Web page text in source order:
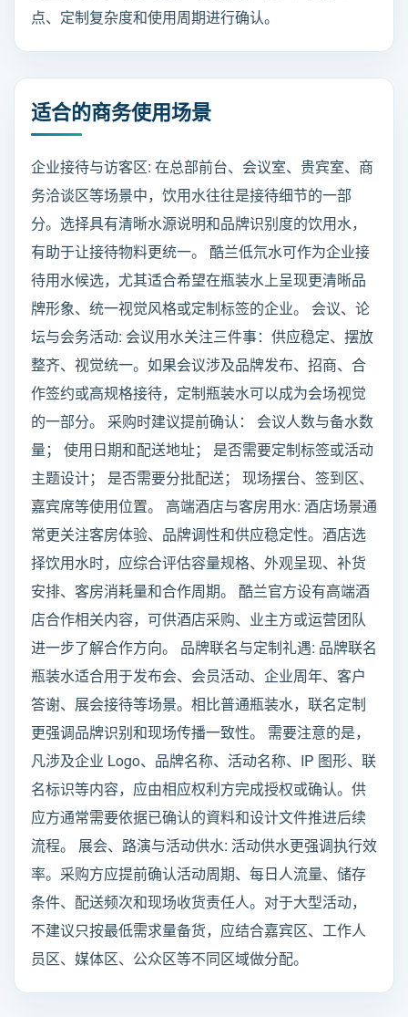
点、定制复杂度和使用周期进行确认。
适合的商务使用场景
企业接待与访客区: 在总部前台、会议室、贵宾室、商
务洽谈区等场景中，饮用水往往是接待细节的一部
分。选择具有清晰水源说明和品牌识别度的饮用水，
有助于让接待物料更统一。 酷兰低氘水可作为企业接
待用水候选，尤其适合希望在瓶装水上呈现更清晰品
牌形象、统一视觉风格或定制标签的企业。 会议、论
坛与会务活动: 会议用水关注三件事：供应稳定、摆放
整齐、视觉统一。如果会议涉及品牌发布、招商、合
作签约或高规格接待，定制瓶装水可以成为会场视觉
的一部分。 采购时建议提前确认： 会议人数与备水数
量； 使用日期和配送地址； 是否需要定制标签或活动
主题设计； 是否需要分批配送； 现场摆台、签到区、
嘉宾席等使用位置。 高端酒店与客房用水: 酒店场景通
常更关注客房体验、品牌调性和供应稳定性。酒店选
择饮用水时，应综合评估容量规格、外观呈现、补货
安排、客房消耗量和合作周期。 酷兰官方设有高端酒
店合作相关内容，可供酒店采购、业主方或运营团队
进一步了解合作方向。 品牌联名与定制礼遇: 品牌联名
瓶装水适合用于发布会、会员活动、企业周年、客户
答谢、展会接待等场景。相比普通瓶装水，联名定制
更强调品牌识别和现场传播一致性。 需要注意的是，
凡涉及企业 Logo、品牌名称、活动名称、IP 图形、联
名标识等内容，应由相应权利方完成授权或确认。供
应方通常需要依据已确认的資料和设计文件推进后续
流程。 展会、路演与活动供水: 活动供水更强调执行效
率。采购方应提前确认活动周期、每日人流量、储存
条件、配送频次和现场收货责任人。对于大型活动，
不建议只按最低需求量备货，应结合嘉宾区、工作人
员区、媒体区、公众区等不同区域做分配。